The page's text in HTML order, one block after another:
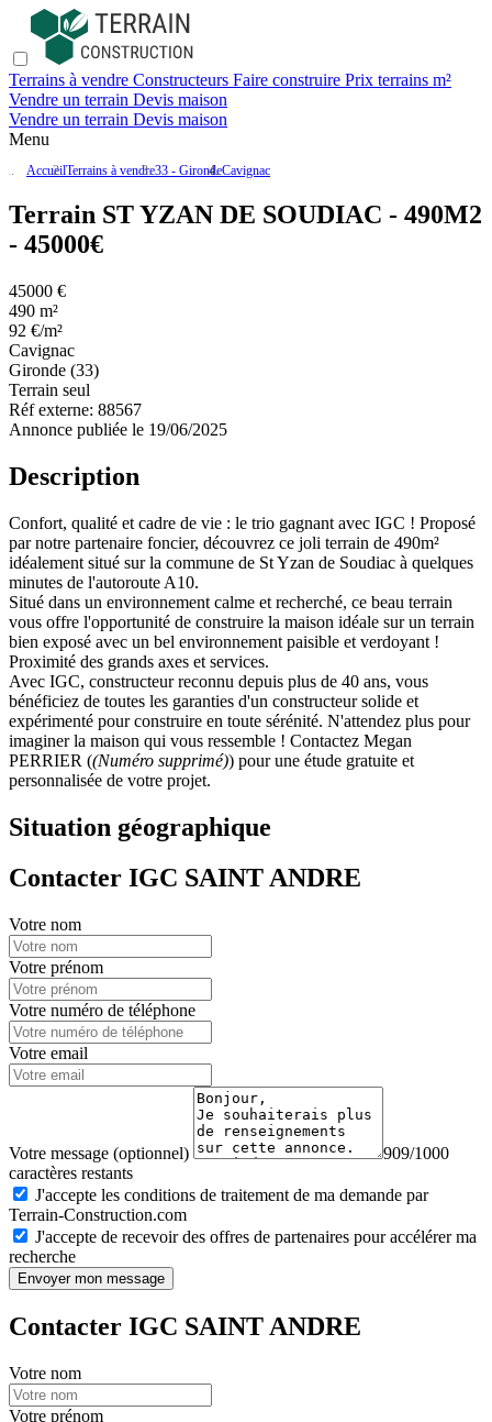
Terrains à vendre Constructeurs Faire construire Prix terrains m²
Vendre un terrain Devis maison
Vendre un terrain Devis maison
Menu
AccueilTerrains à vendre33 - GirondeCavignac
Terrain ST YZAN DE SOUDIAC - 490M2
- 45000€
45000 €
490 m²
92 €/m²
Cavignac
Gironde (33)
Terrain seul
Réf externe: 88567
Annonce publiée le 19/06/2025
Description
Confort, qualité et cadre de vie : le trio gagnant avec IGC ! Proposé
par notre partenaire foncier, découvrez ce joli terrain de 490m²
idéalement situé sur la commune de St Yzan de Soudiac à quelques
minutes de l'autoroute A10.
Situé dans un environnement calme et recherché, ce beau terrain
vous offre l'opportunité de construire la maison idéale sur un terrain
bien exposé avec un bel environnement paisible et verdoyant !
Proximité des grands axes et services.
Avec IGC, constructeur reconnu depuis plus de 40 ans, vous
bénéficiez de toutes les garanties d'un constructeur solide et
expérimenté pour construire en toute sérénité. N'attendez plus pour
imaginer la maison qui vous ressemble ! Contactez Megan
PERRIER ((Numéro supprimé)) pour une étude gratuite et
personnalisée de votre projet.
Situation géographique
Contacter IGC SAINT ANDRE
Votre nom
Votre prénom
Votre numéro de téléphone
Votre email
Votre message (optionnel)
909/1000
caractères restants
J'accepte les conditions de traitement de ma demande par
Terrain-Construction.com
J'accepte de recevoir des offres de partenaires pour accélérer ma
recherche
Envoyer mon message
Contacter IGC SAINT ANDRE
Votre nom
Votre prénom